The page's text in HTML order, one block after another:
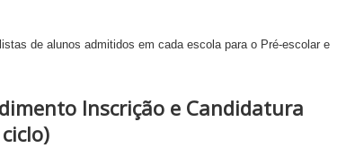
de alunos admitidos em cada escola para o Pré-escolar e
Inscrição e Candidatura